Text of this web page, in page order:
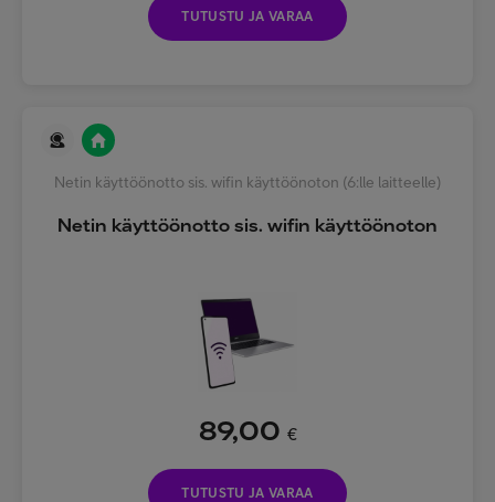
TUTUSTU JA VARAA
Netin käyttöönotto sis. wifin käyttöönoton (6:lle laitteelle)
Netin käyttöönotto sis. wifin käyttöönoton
89,00 €
TUTUSTU JA VARAA